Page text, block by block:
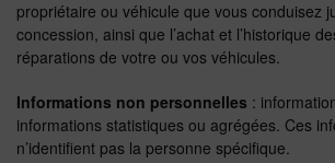
propriétaire ou véhicule que vous conduisez
concession, ainsi que l’achat et l’historique
réparations de votre ou vos véhicules.
Informations non personnelles :
informations statistiques ou agrégées. Ces
n’identifient pas la personne spécifique.